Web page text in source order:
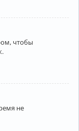
чтобы
не